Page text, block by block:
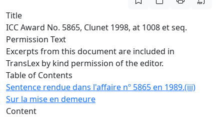
Title
ICC Award No. 5865, Clunet 1998, at 1008 et seq.
Permission Text
Excerpts from this document are included in
TransLex by kind permission of the editor.
Table of Contents
Sentence rendue dans l'affaire nº 5865 en 1989.(iii)
Sur la mise en demeure
Content